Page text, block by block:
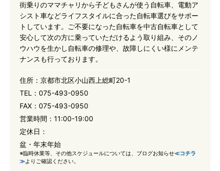
街乗りのママチャリから子どもさんが使う自転車、電動ア
シスト車などライフスタイルに合った自転車選びをサポー
トしています。ご不要になった自転車を中古自転車として
安心して次の方に乗っていただけるよう取り組み、そのノ
ウハウを生かし自転車の修理や、故障しにくい様にメンテ
ナンスも行っております。
住所： 京都市北区小山西上総町20-1
TEL： 075-493-0950
FAX： 075-493-0950
営業時間： 11:00-19:00
定休日：
盆・年末年始
※臨時休業等、その他スケジュールについては、ブログお知らせ≪コチラ
≫よりご確認ください。